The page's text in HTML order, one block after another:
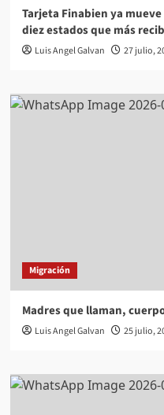
Tarjeta Finabien ya
diez estados que más
Luis Angel Galvan 27 julio,
Migración
Madres que llaman,
Luis Angel Galvan 25 julio,